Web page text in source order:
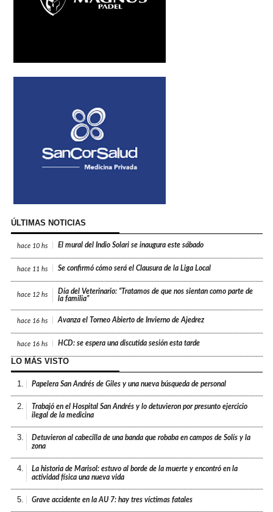
ÚLTIMAS NOTICIAS
hace 10 hs El mural del Indio Solari se inaugura este sábado
hace 11 hs Se confirmó cómo será el Clausura de la Liga Local
hace 12 hs
Día del Veterinario: “Tratamos de que nos sientan como parte de
la familia”
hace 16 hs Avanza el Torneo Abierto de Invierno de Ajedrez
hace 16 hs HCD: se espera una discutida sesión esta tarde
LO MÁS VISTO
1. Papelera San Andrés de Giles y una nueva búsqueda de personal
2.
Trabajó en el Hospital San Andrés y lo detuvieron por presunto ejercicio
ilegal de la medicina
3.
Detuvieron al cabecilla de una banda que robaba en campos de Solís y la
zona
4.
La historia de Marisol: estuvo al borde de la muerte y encontró en la
actividad física una nueva vida
5. Grave accidente en la AU 7: hay tres víctimas fatales